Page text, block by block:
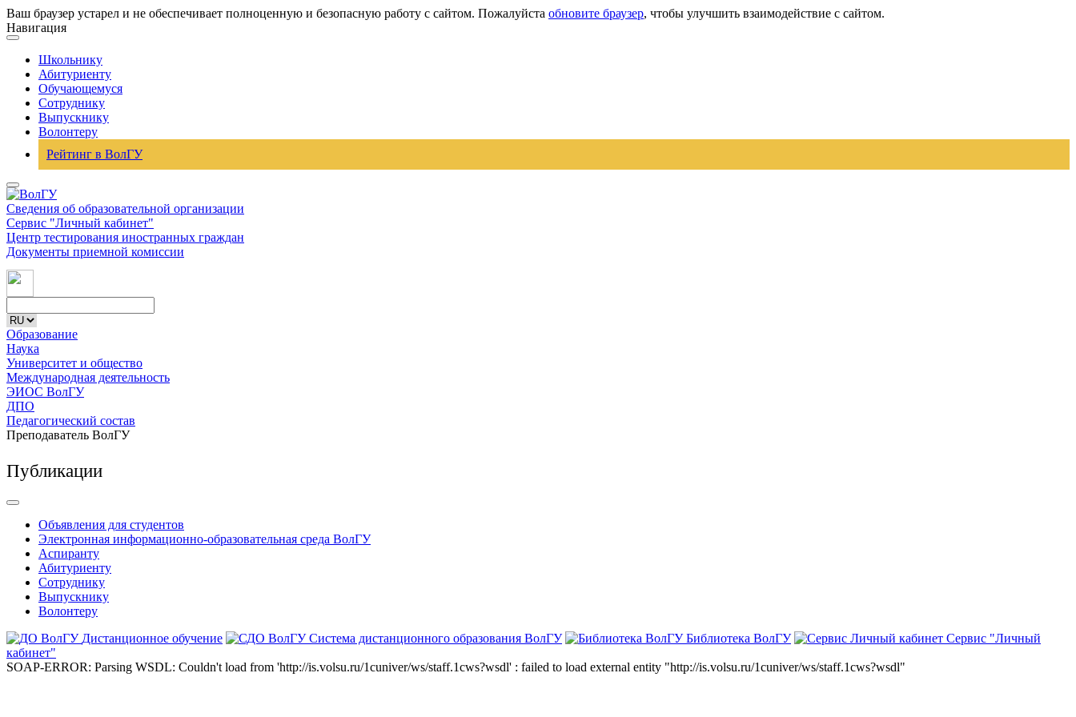
Ваш браузер устарел и не обеспечивает полноценную и безопасную работу с сайтом. Пожалуйста обновите браузер, чтобы улучшить взаимодействие с сайтом.
Навигация
Школьнику
Абитуриенту
Обучающемуся
Сотруднику
Выпускнику
Волонтеру
Рейтинг в ВолГУ
Сведения об образовательной организации
Сервис "Личный кабинет"
Центр тестирования иностранных граждан
Документы приемной комиссии
Образование
Наука
Университет и общество
Международная деятельность
ЭИОС ВолГУ
ДПО
Педагогический состав
Преподаватель ВолГУ
Публикации
Объявления для студентов
Электронная информационно-образовательная среда ВолГУ
Аспиранту
Абитуриенту
Сотруднику
Выпускнику
Волонтеру
Дистанционное обучение
Система дистанционного образования ВолГУ Библиотека ВолГУ
Сервис "Личный
кабинет"
SOAP-ERROR: Parsing WSDL: Couldn't load from 'http://is.volsu.ru/1cuniver/ws/staff.1cws?wsdl' : failed to load external entity "http://is.volsu.ru/1cuniver/ws/staff.1cws?wsdl"